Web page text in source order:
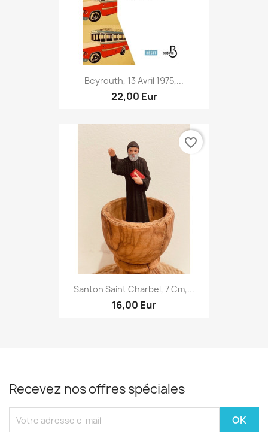
Beyrouth, 13 Avril 1975,...
22,00 Eur
Santon Saint Charbel, 7 Cm,...
16,00 Eur
favorite_border
Recevez nos offres spéciales